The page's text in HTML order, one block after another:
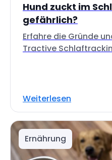
Hund zuckt im
gefährlich?
Erfahre die Gründe
Tractive
Weiterlesen
Ernährung